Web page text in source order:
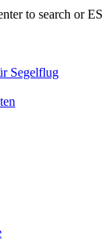
to search or
Segelflug